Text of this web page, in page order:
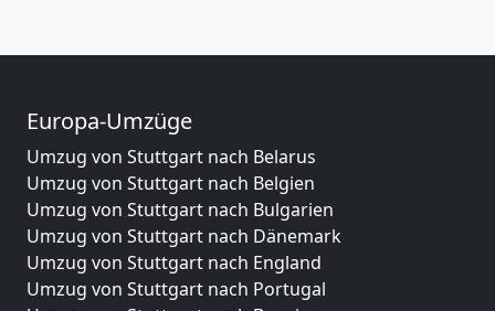
Europa-Umzüge
Umzug von Stuttgart nach Belarus
Umzug von Stuttgart nach Belgien
Umzug von Stuttgart nach Bulgarien
Umzug von Stuttgart nach Dänemark
Umzug von Stuttgart nach England
Umzug von Stuttgart nach Portugal